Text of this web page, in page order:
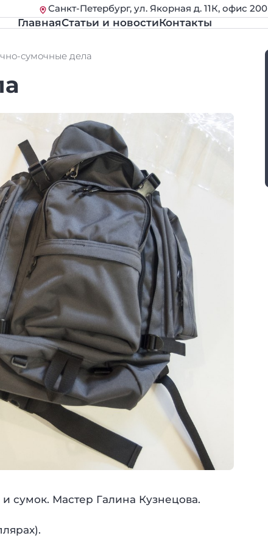
Санкт-Петербург, ул. Якорная д. 11К, офис 200
ГлавнаяСтатьи и новостиКонтакты
сумочные дела
сумок. Мастер Галина Кузнецова.